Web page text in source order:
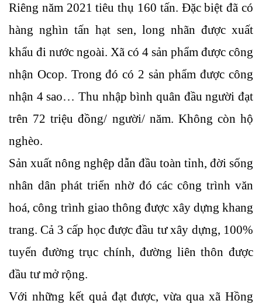
Riêng năm 2021 tiêu thụ 160 tấn. Đặc biệt đã có
hàng nghìn tấn hạt sen, long nhãn được xuất
khẩu đi nước ngoài. Xã có 4 sản phẩm được công
nhận Ocop. Trong đó có 2 sản phẩm được công
nhận 4 sao… Thu nhập bình quân đầu người đạt
trên 72 triệu đồng/ người/ năm. Không còn hộ
nghèo.
Sản xuất nông nghệp dẫn đầu toàn tỉnh, đời sống
nhân dân phát triển nhờ đó các công trình văn
hoá, công trình giao thông được xây dựng khang
trang. Cả 3 cấp học được đầu tư xây dựng, 100%
tuyến đường trục chính, đường liên thôn được
đầu tư mở rộng.
Với những kết quả đạt được, vừa qua xã Hồng